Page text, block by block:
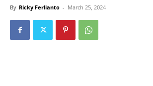
By Ricky Ferlianto - March 25, 2024